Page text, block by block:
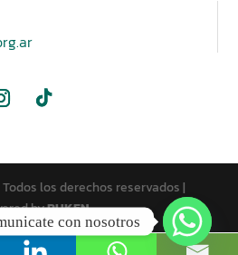
los derechos reservados |
byPUKEN
con nosotros